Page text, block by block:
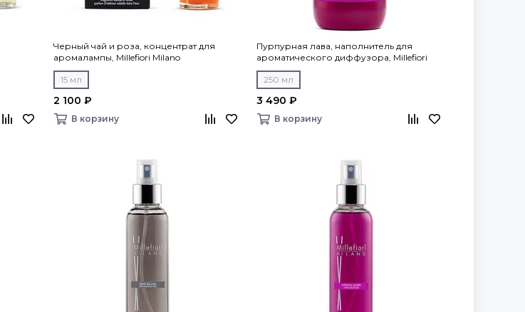
Черный чай и роза, концентрат для
аромалампы, Millefiori Milano
15 мл
2 100 ₽
В корзину
Пурпурная лава, наполнитель для
ароматического диффузора, Millefiori
Milano
250 мл
3 490 ₽
В корзину